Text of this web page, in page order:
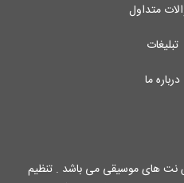
متداول
تبلیغات
درباره ما
نت های موسیقی می باشد . تنظیم